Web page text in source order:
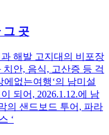
그 곳
해발 고지대의 비포장
안, 음식, 고산증 등 걱
없는여행‘의 남미설
되어, 2026.1.12.에 남
의 샌드보드 투어, 파라
‘